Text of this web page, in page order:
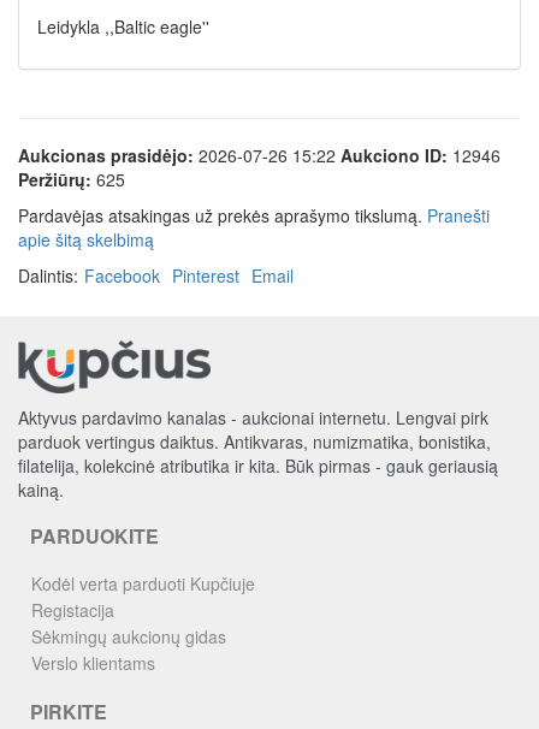
Leidykla ,,Baltic eagle''
Aukcionas prasidėjo: 2026-07-26 15:22 Aukciono ID: 12946
Peržiūrų: 625
Pardavėjas atsakingas už prekės aprašymo tikslumą. Pranešti
apie šitą skelbimą
Dalintis: Facebook Pinterest Email
Aktyvus pardavimo kanalas - aukcionai internetu. Lengvai pirk
parduok vertingus daiktus. Antikvaras, numizmatika, bonistika,
filatelija, kolekcinė atributika ir kita. Būk pirmas - gauk geriausią
kainą.
PARDUOKITE
Kodėl verta parduoti Kupčiuje
Registacija
Sėkmingų aukcionų gidas
Verslo klientams
PIRKITE